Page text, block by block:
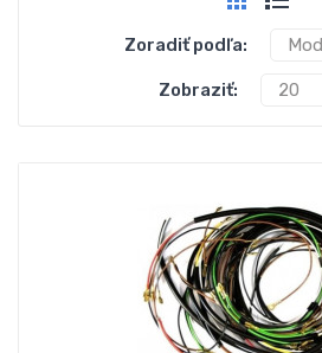
Zoradiť podľa:
Zobraziť: